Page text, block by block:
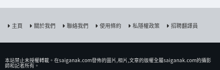
主頁 關於我們 聯絡我們 使用條約 私隱權政策 招聘翻譯員
本站禁止未授權𨍭載。在saiganak.com發佈的圖片,相片,文章的版權全屬saiganak.com的攝影
師和記者所有。